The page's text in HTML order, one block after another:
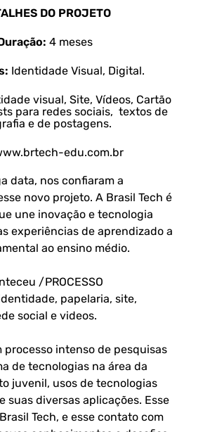
DO PROJETO
4 meses
Identidade Visual, Digital.
visual, Site, Vídeos, Cartão
para redes sociais, textos de
e de postagens.
edu.com.br
data, nos confiaram a
novo projeto. A Brasil Tech é
une inovação e tecnologia
experiências de aprendizado a
ao ensino médio.
/PROCESSO
papelaria, site,
social e videos.
processo intenso de pesquisas
de tecnologias na área da
juvenil, usos de tecnologias
suas diversas aplicações. Esse
Tech, e esse contato com